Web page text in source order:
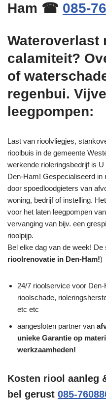
Ham ☎ 085-
Wateroverlast
calamiteit?
of
regenbui.
leegpompen:
Last van rioolvliegjes,
rioolbuis in de gemeente
werkende rioleringsbedrijf is
Den-Ham! Gespecialiseerd in
door spoedloodgieters van
woning, bedrijf of instelling.
voor het laten leegpompen
vervanging van bijv. een
rioolpijp.
Bel elke dag van de week! De
rioolrenovatie in Den-Ham!)
24/7 rioolservice voor
rioolschade,
etc etc
aangesloten partner van
unieke Garantie op
werkzaamheden!
Kosten riool aanleg
bel gerust 085-